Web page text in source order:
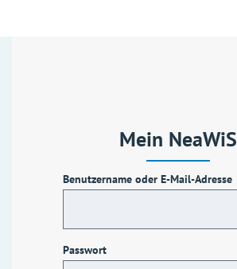
Mein NeaWiS
Benutzername oder E-Mail-Adresse
Passwort